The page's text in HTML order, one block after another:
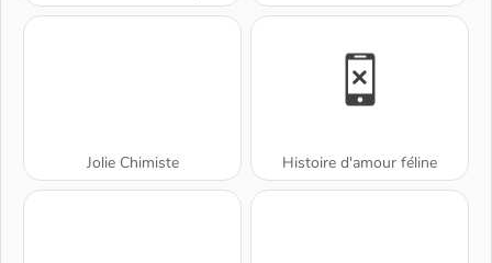
Jolie Chimiste Histoire d'amour féline